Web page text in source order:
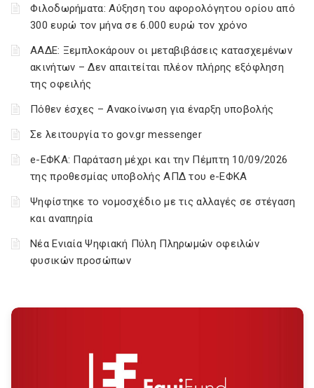
Φιλοδωρήματα: Αύξηση του αφορολόγητου ορίου από
300 ευρώ τον μήνα σε 6.000 ευρώ τον χρόνο
ΑΑΔΕ: Ξεμπλοκάρουν οι μεταβιβάσεις κατασχεμένων
ακινήτων – Δεν απαιτείται πλέον πλήρης εξόφληση
της οφειλής
Πόθεν έσχες – Ανακοίνωση για έναρξη υποβολής
Σε λειτουργία το gov.gr messenger
e-ΕΦΚΑ: Παράταση μέχρι και την Πέμπτη 10/09/2026
της προθεσμίας υποβολής ΑΠΔ του e-ΕΦΚΑ
Ψηφίστηκε το νομοσχέδιο με τις αλλαγές σε στέγαση
και αναπηρία
Νέα Ενιαία Ψηφιακή Πύλη Πληρωμών οφειλών
φυσικών προσώπων